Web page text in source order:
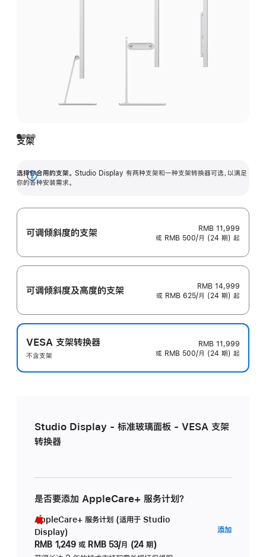
支架
选择你合用的支架。 Studio Display 有两种支架和一种支架转换器可选，以满足
你的各种安装需求。
展
可调倾斜度的支架
RMB 11,999
或 RMB 500/月 (24 期) 起
可调倾斜度及高‍度的支‍架
RMB 14,999
或 RMB 625/月 (24 期) 起
VESA 支架转换器
不含支架
RMB 11,999
或 RMB 500/月 (24 期) 起
Studio Display - 标准玻璃面板 - VESA 支架
转换器
是否要添加 AppleCare+ 服务计划？
AppleCare+ 服务计划 (适用于 Studio
Display)
RMB 1,249 或 RMB 53/月 (24 期)
添加